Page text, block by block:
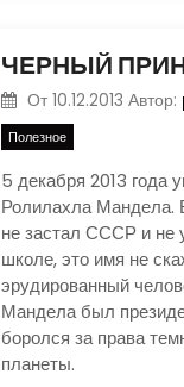
ЧЕРНЫЙ
От 10.12.2013 Автор:
Полезное
5 декабря 2013 года
Ролилахла Мандела.
не застал СССР и не
школе, это имя не
эрудированный
Мандела был
боролся за права
планеты.